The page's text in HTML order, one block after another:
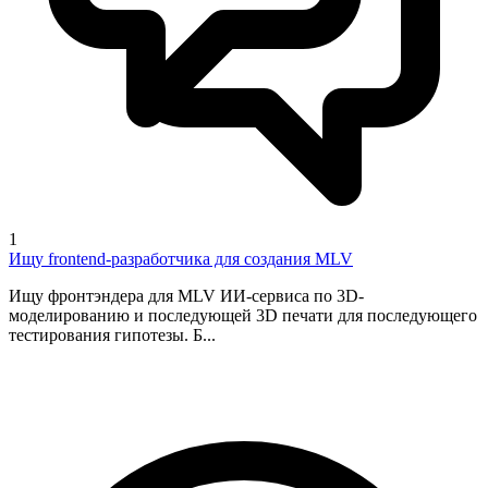
1
Ищу frontend-разработчика для создания MLV
Ищу фронтэндера для MLV ИИ-сервиса по 3D-
моделированию и последующей 3D печати для последующего
тестирования гипотезы. Б...